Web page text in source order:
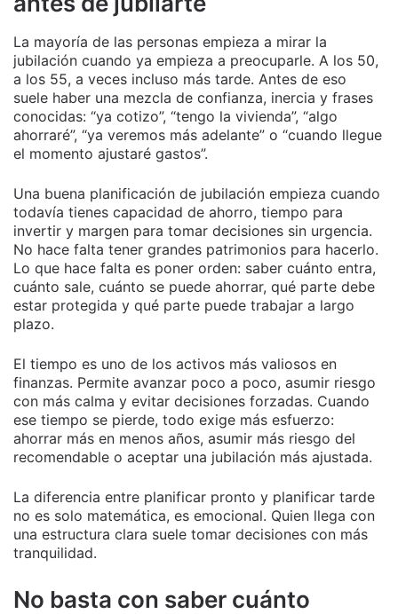
La mayoría de las personas empieza a mirar la
jubilación cuando ya empieza a preocuparle. A los 50,
a los 55, a veces incluso más tarde. Antes de eso
suele haber una mezcla de confianza, inercia y frases
conocidas: “ya cotizo”, “tengo la vivienda”, “algo
ahorraré”, “ya veremos más adelante” o “cuando llegue
el momento ajustaré gastos”.
Una buena planificación de jubilación empieza cuando
todavía tienes capacidad de ahorro, tiempo para
invertir y margen para tomar decisiones sin urgencia.
No hace falta tener grandes patrimonios para hacerlo.
Lo que hace falta es poner orden: saber cuánto entra,
cuánto sale, cuánto se puede ahorrar, qué parte debe
estar protegida y qué parte puede trabajar a largo
plazo.
El tiempo es uno de los activos más valiosos en
finanzas. Permite avanzar poco a poco, asumir riesgo
con más calma y evitar decisiones forzadas. Cuando
ese tiempo se pierde, todo exige más esfuerzo:
ahorrar más en menos años, asumir más riesgo del
recomendable o aceptar una jubilación más ajustada.
La diferencia entre planificar pronto y planificar tarde
no es solo matemática, es emocional. Quien llega con
una estructura clara suele tomar decisiones con más
tranquilidad.
No basta con saber cuánto